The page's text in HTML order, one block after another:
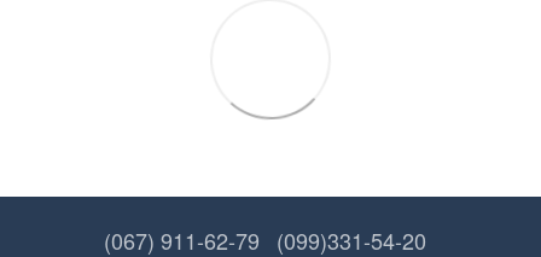
(067) 911-62-79 (099)331-54-20